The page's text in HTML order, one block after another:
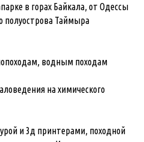
в горах Байкала, от Одессы
полуострова Таймыра
водным походам
на химического
и 3д принтерами, походной